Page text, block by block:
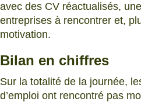
avec des CV réactualisés,
entreprises à rencontrer et,
motivation.
Bilan en chiffres
Sur la totalité de la journée,
d’emploi ont rencontré pas